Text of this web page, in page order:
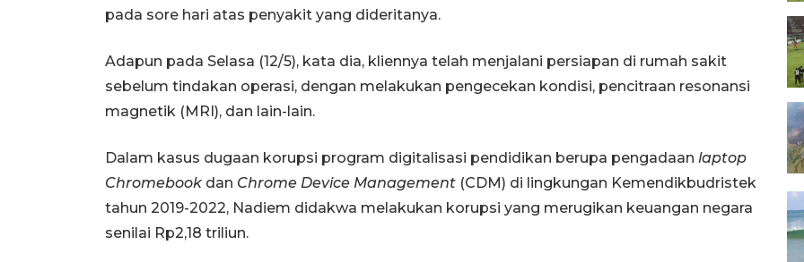
pada sore hari atas penyakit yang dideritanya.
Adapun pada Selasa (12/5), kata dia, kliennya telah menjalani persiapan di rumah sakit
sebelum tindakan operasi, dengan melakukan pengecekan kondisi, pencitraan resonansi
magnetik (MRI), dan lain-lain.
Dalam kasus dugaan korupsi program digitalisasi pendidikan berupa pengadaan laptop
Chromebook dan Chrome Device Management (CDM) di lingkungan Kemendikbudristek
tahun 2019-2022, Nadiem didakwa melakukan korupsi yang merugikan keuangan negara
senilai Rp2,18 triliun.